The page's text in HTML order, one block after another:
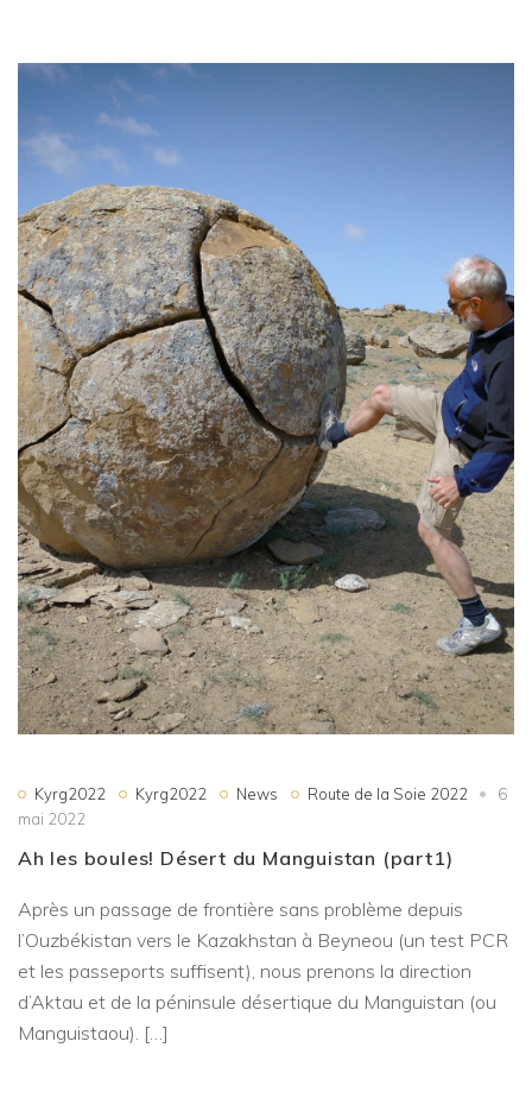
Kyrg2022 Kyrg2022 News Route de la Soie 2022
6
mai 2022
Ah les boules! Désert du Manguistan (part1)
Après un passage de frontière sans problème depuis
l’Ouzbékistan vers le Kazakhstan à Beyneou (un test PCR
et les passeports suffisent), nous prenons la direction
d’Aktau et de la péninsule désertique du Manguistan (ou
Manguistaou). […]